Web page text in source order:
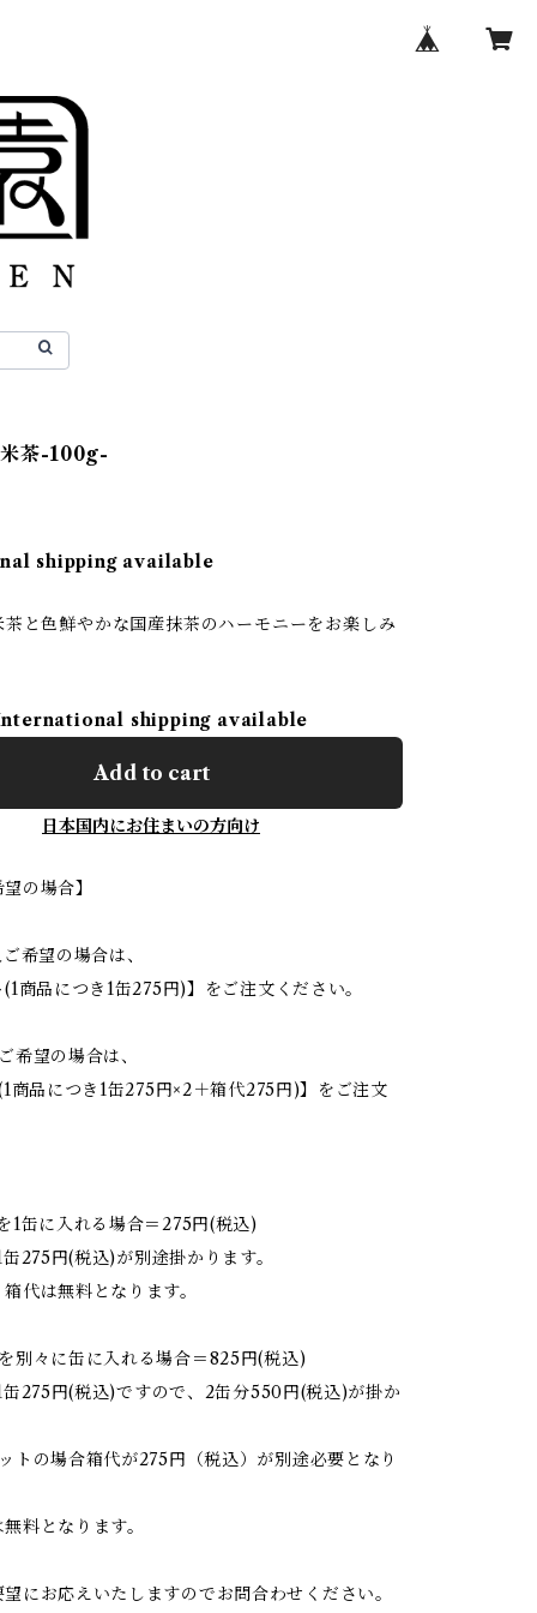
茶-100g-
shipping available
と色鮮やかな国産抹茶のハーモニーをお楽しみ
shipping available
Add to cart
日本国内にお住まいの方向け
の場合】
希望の場合は、
商品につき1缶275円)】をご注文ください。
希望の場合は、
商品につき1缶275円×2＋箱代275円)】をご注文
1缶に入れる場合＝275円(税込)
275円(税込)が別途掛かります。
代は無料となります。
別々に缶に入れる場合＝825円(税込)
缶275円(税込)ですので、2缶分550円(税込)が掛か
トの場合箱代が275円（税込）が別途必要となり
料となります。
にお応えいたしますのでお問合わせください。